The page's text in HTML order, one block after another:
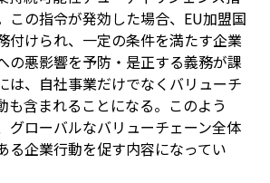
この指令が発効した場合、EU加盟国
付けられ、一定の条件を満たす企業
の悪影響を予防・是正する義務が課
は、自社事業だけでなくバリューチ
も含まれることになる。このよう
グローバルなバリューチェーン全体
る企業行動を促す内容になってい